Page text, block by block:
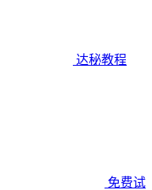
达秘教程
免费试